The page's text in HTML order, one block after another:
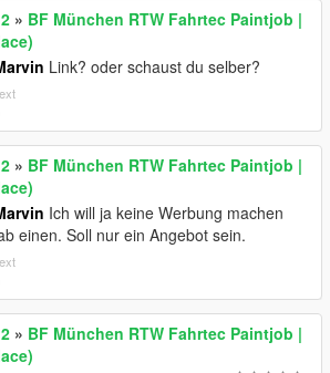
» BF München RTW Fahrtec Paintjob |
Link? oder schaust du selber?
» BF München RTW Fahrtec Paintjob |
Ich will ja keine Werbung machen
einen. Soll nur ein Angebot sein.
» BF München RTW Fahrtec Paintjob |